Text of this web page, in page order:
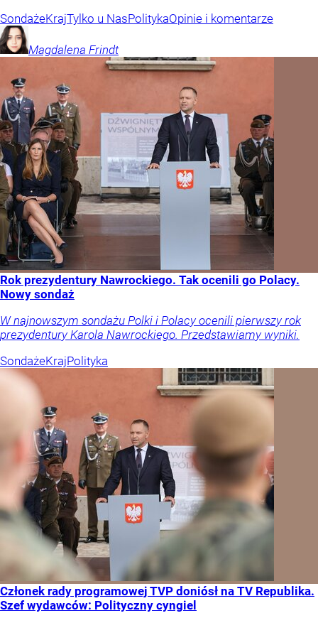
SondażeKrajTylko u NasPolitykaOpinie i komentarze
Magdalena Frindt
Rok prezydentury Nawrockiego. Tak ocenili go Polacy.
Nowy sondaż
W najnowszym sondażu Polki i Polacy ocenili pierwszy rok
prezydentury Karola Nawrockiego. Przedstawiamy wyniki.
SondażeKrajPolityka
Członek rady programowej TVP doniósł na TV Republika.
Szef wydawców: Polityczny cyngiel